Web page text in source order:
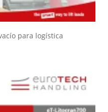
para logística